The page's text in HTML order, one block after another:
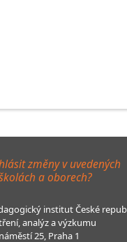
změny v uvedených
a oborech?
institut České
analýz a výzkumu
25, Praha 1